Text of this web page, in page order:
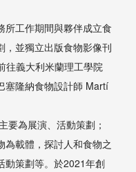
所工作期間與夥伴成立食
，並獨立出版食物影像刊
往義大利米蘭理工學院
塞隆納食物設計師 Martí
要為展演、活動策劃；
載體，探討人和食物之
動策劃等。於2021年創